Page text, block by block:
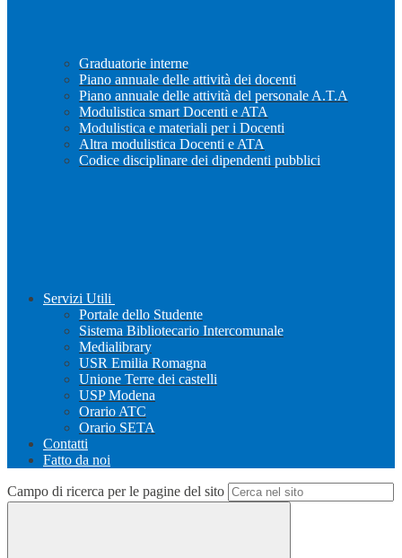
Graduatorie interne
Piano annuale delle attività dei docenti
Piano annuale delle attività del personale A.T.A
Modulistica smart Docenti e ATA
Modulistica e materiali per i Docenti
Altra modulistica Docenti e ATA
Codice disciplinare dei dipendenti pubblici
Servizi Utili
Portale dello Studente
Sistema Bibliotecario Intercomunale
Medialibrary
USR Emilia Romagna
Unione Terre dei castelli
USP Modena
Orario ATC
Orario SETA
Contatti
Fatto da noi
Campo di ricerca per le pagine del sito